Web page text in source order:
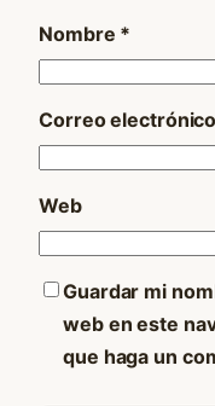
Nombre *
Correo electrónico
Web
Guardar mi
web en este
que haga un